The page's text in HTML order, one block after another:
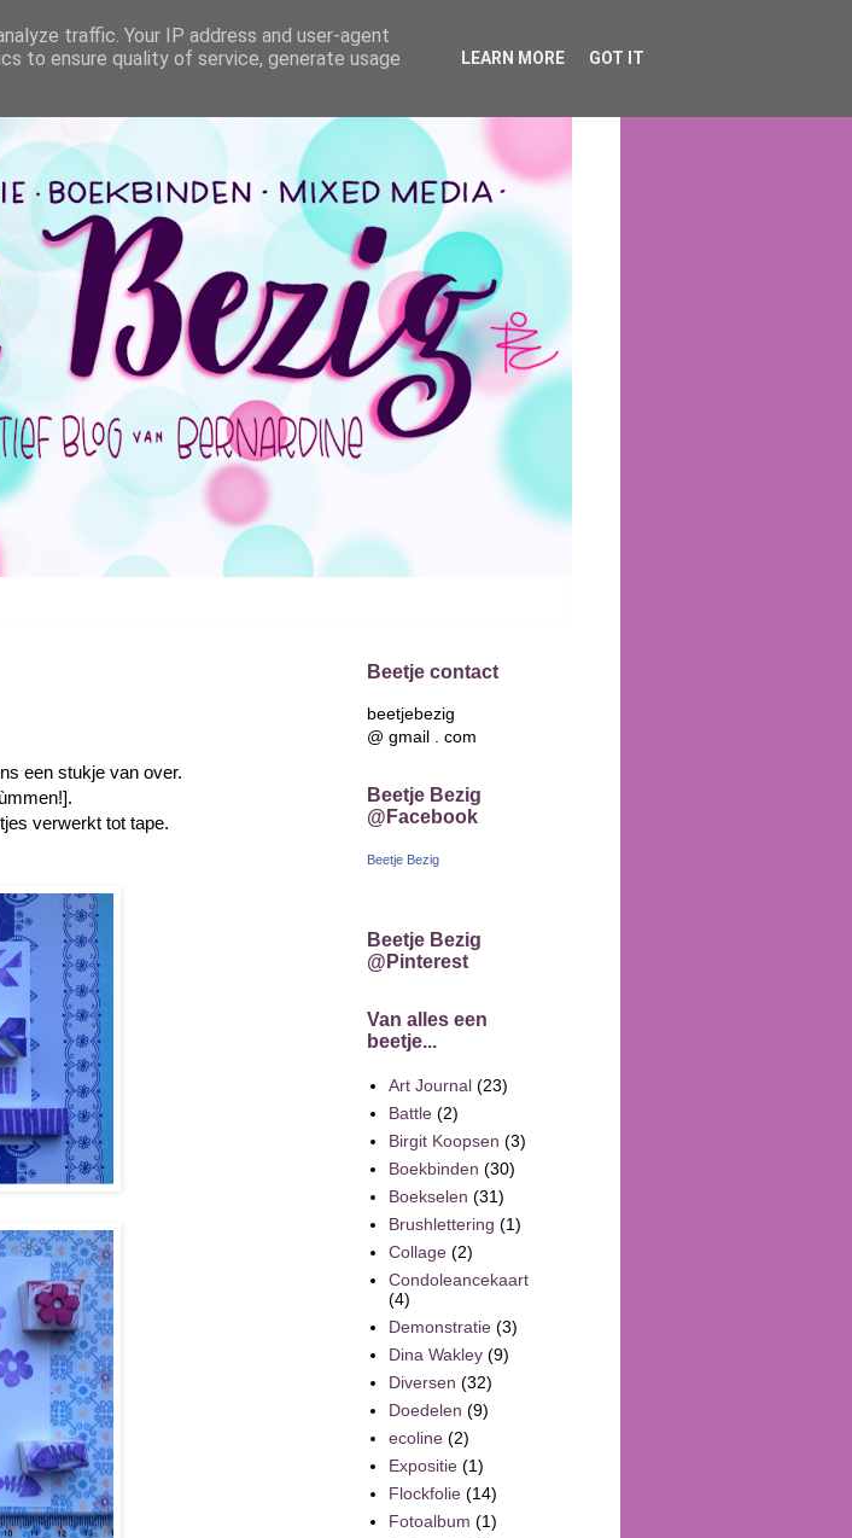
een stukje van over.
verwerkt tot tape.
Beetje contact
beetjebezig
@ gmail . com
Beetje Bezig
@Facebook
Beetje Bezig
Beetje Bezig
@Pinterest
Van alles een
beetje...
Art Journal (23)
Battle (2)
Birgit Koopsen (3)
Boekbinden (30)
Boekselen (31)
Brushlettering (1)
Collage (2)
Condoleancekaart
(4)
Demonstratie (3)
Dina Wakley (9)
Diversen (32)
Doedelen (9)
ecoline (2)
Expositie (1)
Flockfolie (14)
Fotoalbum (1)
traffic. Your IP address and user-agent
to ensure quality of service, generate usage
LEARN MORE GOT IT